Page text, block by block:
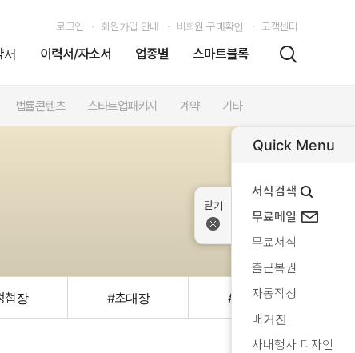
서 이력서/자소서 업종별 스마트블록
로그인 회원가입 안내 비회원 구매확인 고객센터
법률콘텐츠 스타트업패키지 계약 기타
첩장 #초대장 #초청문
Quick Menu
서식검색
무료메일
무료서식
출근복권
자동작성
매거진
사내행사 디자인